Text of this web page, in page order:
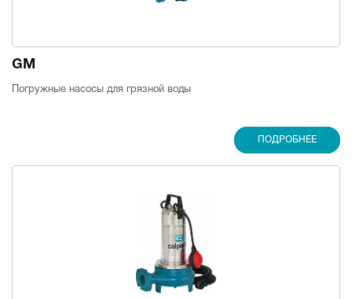
GM
Погружные насосы для грязной воды
ПОДРОБНЕЕ